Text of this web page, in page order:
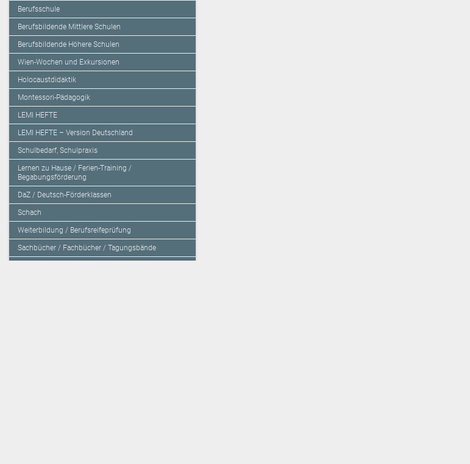
Berufsschule
Berufsbildende Mittlere Schulen
Berufsbildende Höhere Schulen
Wien-Wochen und Exkursionen
Holocaustdidaktik
Montessori-Pädagogik
LEMI HEFTE
LEMI HEFTE – Version Deutschland
Schulbedarf, Schulpraxis
Lernen zu Hause / Ferien-Training /
Begabungsförderung
DaZ / Deutsch-Förderklassen
Schach
Weiterbildung / Berufsreifeprüfung
Sachbücher / Fachbücher / Tagungsbände